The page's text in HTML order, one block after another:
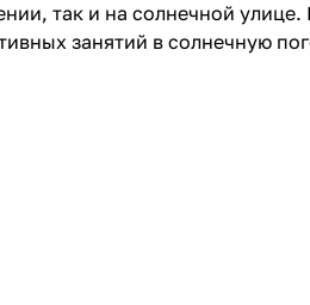
так и на солнечной
занятий в солнечную